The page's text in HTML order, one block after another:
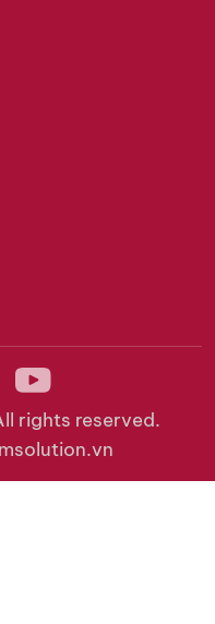
rights reserved.